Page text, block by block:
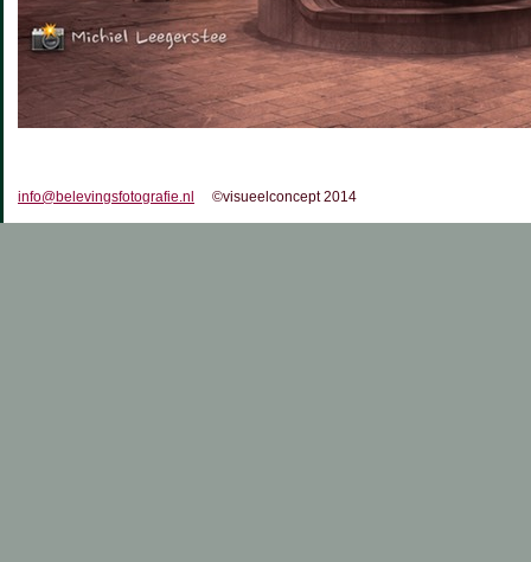
info@belevingsfotografie.nl ©visueelconcept 2014